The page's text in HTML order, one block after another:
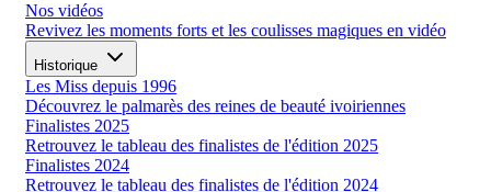
Nos vidéos
Revivez les moments forts et les coulisses magiques en vidéo
Historique
Les Miss depuis 1996
Découvrez le palmarès des reines de beauté ivoiriennes
Finalistes 2025
Retrouvez le tableau des finalistes de l'édition 2025
Finalistes 2024
Retrouvez le tableau des finalistes de l'édition 2024